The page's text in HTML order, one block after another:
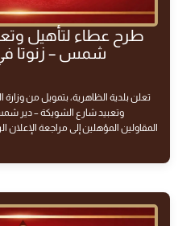
طرح عطاء لتأهيل
شمس – زنوتا
تعلن بلدية الظاهرية، بتمويل من
وتعبيد شارع الشويكة – دير
المقاولين المؤهلين إلى مراجعة الإعلان